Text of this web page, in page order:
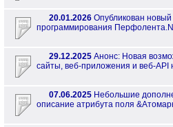
20.01.2026 Опубликован
программирования
29.12.2025 Анонс: Новая
сайты, веб-приложения и веб-
07.06.2025 Небольшие
описание атрибута поля